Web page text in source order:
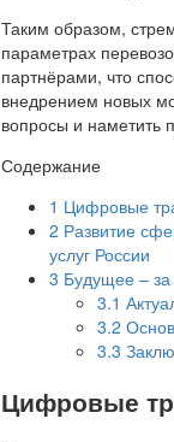
Таким образом,
параметрах
партнёрами, что
внедрением новых
вопросы и наметить
Содержание
1 Цифровые
2 Развитие
услуг России
3 Будущее –
3.1
3.2
3.3
Цифровые